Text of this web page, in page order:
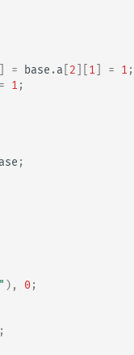
= base .a 2 1 = 1 ;
= 1 ;
;
), 0;